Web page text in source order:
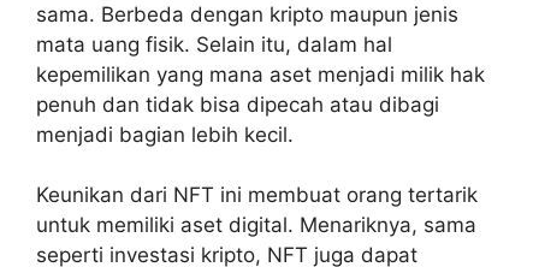
sama. Berbeda dengan kripto maupun jenis
mata uang fisik. Selain itu, dalam hal
kepemilikan yang mana aset menjadi milik hak
penuh dan tidak bisa dipecah atau dibagi
menjadi bagian lebih kecil.
Keunikan dari NFT ini membuat orang tertarik
untuk memiliki aset digital. Menariknya, sama
seperti investasi kripto, NFT juga dapat